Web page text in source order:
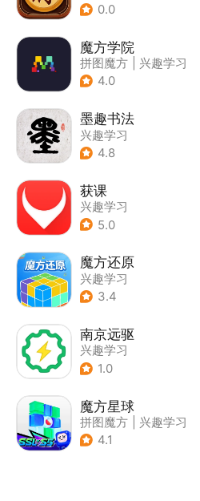
0.0
魔方学院
拼图魔方
兴趣学习
4.0
墨趣书法
兴趣学习
4.8
获课
兴趣学习
5.0
魔方还原
兴趣学习
3.4
南京远驱
兴趣学习
1.0
魔方星球
拼图魔方
兴趣学习
4.1